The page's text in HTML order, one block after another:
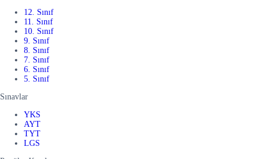
12. Sınıf
11. Sınıf
10. Sınıf
9. Sınıf
8. Sınıf
7. Sınıf
6. Sınıf
5. Sınıf
Sınavlar
YKS
AYT
TYT
LGS